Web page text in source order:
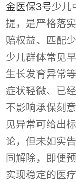
金医保3号少儿
提，是严格落
赔权益、匹配
少儿群体常见
生长发育异常
症状轻微、已
不影响承保刻
见异常可给出
论，但未如实
同解除，即便
实现稳定的医